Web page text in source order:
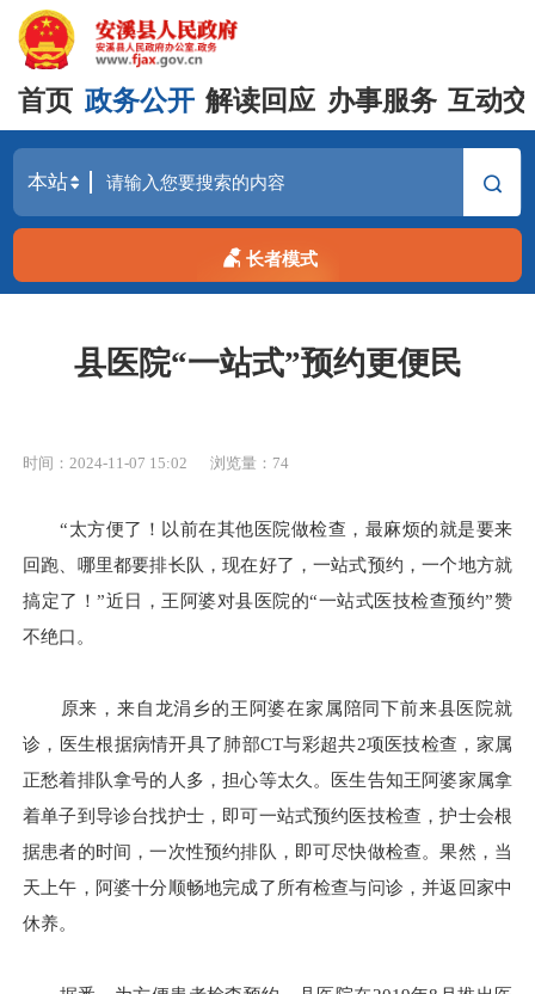
首页 政务公开 解读回应 办事服务 互动
长者模式
县医院“一站式”预约更便民
时间：2024-11-07 15:02 浏览量： 74
“太方便了！以前在其他医院做检查，最麻烦的就是要来
回跑、哪里都要排长队，现在好了，一站式预约，一个地方就
搞定了！”近日，王阿婆对县医院的“一站式医技检查预约”赞
不绝口。
原来，来自龙涓乡的王阿婆在家属陪同下前来县医院就
诊，医生根据病情开具了肺部CT与彩超共2项医技检查，家属
正愁着排队拿号的人多，担心等太久。医生告知王阿婆家属拿
着单子到导诊台找护士，即可一站式预约医技检查，护士会根
据患者的时间，一次性预约排队，即可尽快做检查。果然，当
天上午，阿婆十分顺畅地完成了所有检查与问诊，并返回家中
休养。